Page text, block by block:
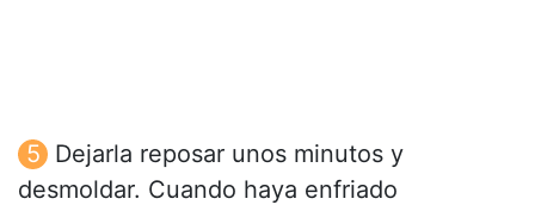
Dejarla reposar unos minutos y
desmoldar. Cuando haya enfriado